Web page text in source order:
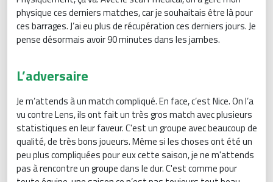
physique ces derniers matches, car je souhaitais être là pour
ces barrages. J’ai eu plus de récupération ces derniers jours. Je
pense désormais avoir 90 minutes dans les jambes.
L’adversaire
Je m’attends à un match compliqué. En face, c’est Nice. On l’a
vu contre Lens, ils ont fait un très gros match avec plusieurs
statistiques en leur faveur. C'est un groupe avec beaucoup de
qualité, de très bons joueurs. Même si les choses ont été un
peu plus compliquées pour eux cette saison, je ne m'attends
pas à rencontre un groupe dans le dur. C'est comme pour